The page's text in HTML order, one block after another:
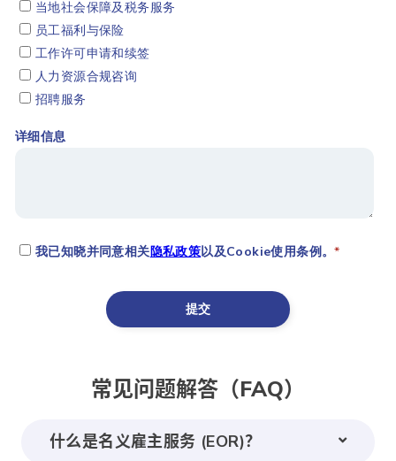
常见问题解答（FAQ）
什么是名义雇主服务 (EOR)？